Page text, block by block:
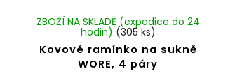
Kovové ramínko na sukně
WORE, 4 páry
ZBOŽÍ NA SKLADĚ (expedice do 24
hodin) (305 ks)